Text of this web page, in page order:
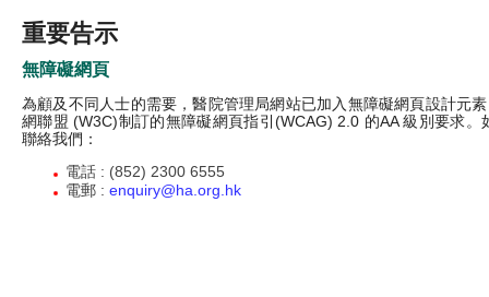
重要告示
無障礙網頁
為顧及不同人士的需要，醫院管理局網站已加入無障礙網頁設計元
網聯盟 (W3C)制訂的無障礙網頁指引(WCAG) 2.0 的AA 級別要求
聯絡我們：
電話 : (852) 2300 6555
電郵 : enquiry@ha.org.hk